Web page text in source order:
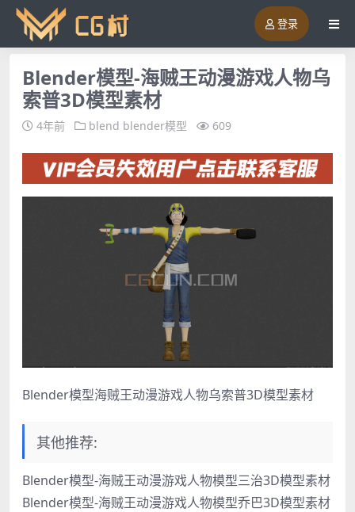
登录
Blender模型-海贼王动漫游戏人物乌
索普3D模型素材
4年前 blend blender模型 609
Blender模型海贼王动漫游戏人物乌索普3D模型素材
其他推荐:
Blender模型-海贼王动漫游戏人物模型三治3D模型素材
Blender模型-海贼王动漫游戏人物模型乔巴3D模型素材